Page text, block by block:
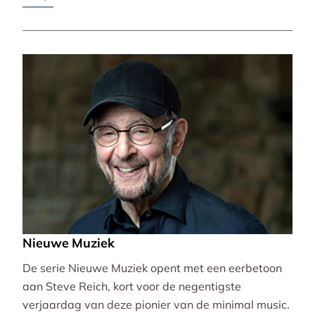
Nieuwe Muziek
De serie Nieuwe Muziek opent met een eerbetoon
aan Steve Reich, kort voor de negentigste
verjaardag van deze pionier van de minimal music.